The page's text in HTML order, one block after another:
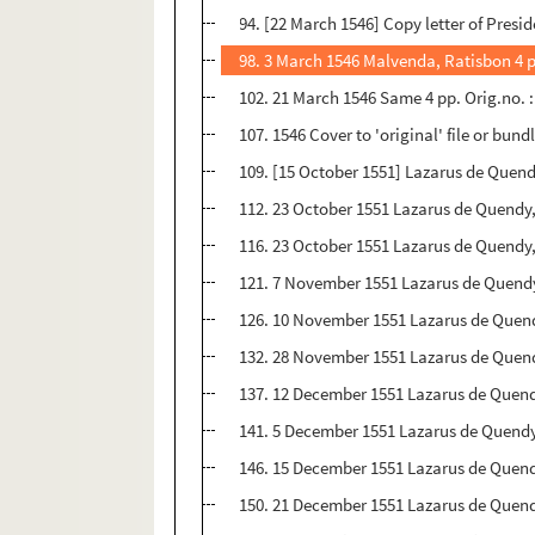
94. [22 March 1546] Copy letter of
98. 3 March 1546 Malvenda, Ratisbon 4
102. 21 March 1546 Same 4 pp.
107. 1546 Cover to 'original' file or
109. [15 October 1551] Lazarus de
112. 23 October 1551 Lazarus de
116. 23 October 1551 Lazarus de
121. 7 November 1551 Lazarus de
126. 10 November 1551 Lazarus de
132. 28 November 1551 Lazarus de
137. 12 December 1551 Lazarus de
141. 5 December 1551 Lazarus de
146. 15 December 1551 Lazarus de
150. 21 December 1551 Lazarus de